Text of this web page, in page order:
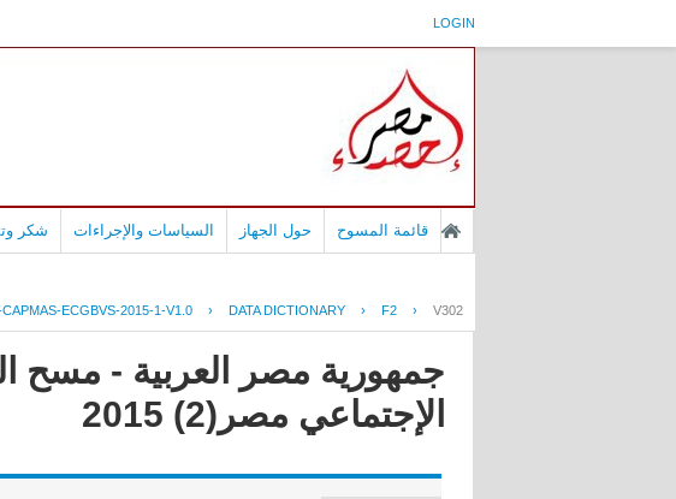
LOGIN
قائمة المسوح حول الجهاز السياسات والإجراءات شكر
CAPMAS-ECGBVS-2015-1-V1.0 › DATA DICTIONARY › F2 › V302
جمهورية مصر العربية - مسح
الإجتماعي مصر(2) 2015